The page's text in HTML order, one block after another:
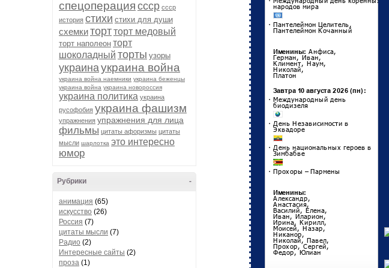
спецоперация ссср ссср
история стихи стихи для души
схемкитортторт медовый
торт наполеон торт
шоколадный торты узоры
украинаукраина война
украина война наемники украина беженцы
украина война украина новороссия
украина политика украина
русофобия украина фашизм
упражнения упражнения для лица
фильмы цитаты афоризмы цитаты
мысли шарлотка это интересно
юмор
-
Рубрики
анимация (65)
искусство (26)
Россия (7)
цитаты мысли (7)
Радио (2)
Интересные сайты (2)
проза (1)